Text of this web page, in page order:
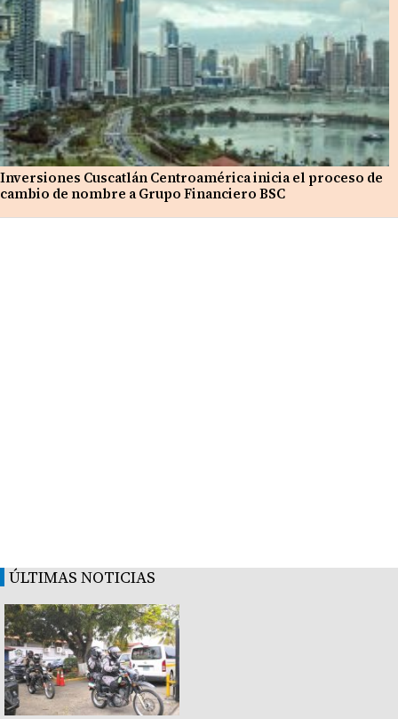
Inversiones Cuscatlán Centroamérica inicia el proceso de
cambio de nombre a Grupo Financiero BSC
ÚLTIMAS NOTICIAS